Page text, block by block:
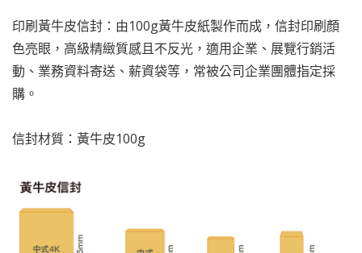
印刷黃牛皮信封：由100g黃牛皮紙製作而成，信封印刷顏
色亮眼，高級精緻質感且不反光，適用企業、展覽行銷活
動、業務資料寄送、薪資袋等，常被公司企業團體指定採
購。
信封材質：黃牛皮100g